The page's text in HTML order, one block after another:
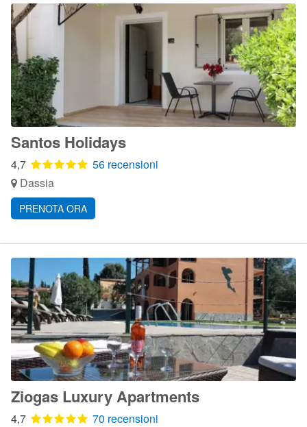
Santos Holidays
4,7
56 recensioni
Dassia
PRENOTA ORA
Ziogas Luxury Apartments
4,7
70 recensioni